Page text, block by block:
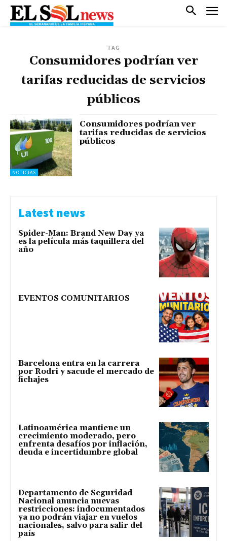
TAG
Consumidores podrían ver
tarifas reducidas de servicios
públicos
NOTICIAS
Consumidores podrían ver
tarifas reducidas de servicios
públicos
Latest news
Spider-Man: Brand New Day ya
es la película más taquillera del
año
EVENTOS COMUNITARIOS
Barcelona entra en la carrera
por Rodri y sacude el mercado de
fichajes
Latinoamérica mantiene un
crecimiento moderado, pero
enfrenta desafíos por inflación,
deuda e incertidumbre global
Departamento de Seguridad
Nacional anuncia nuevas
restricciones: indocumentados
ya no podrán viajar en vuelos
nacionales, salvo para salir del
país